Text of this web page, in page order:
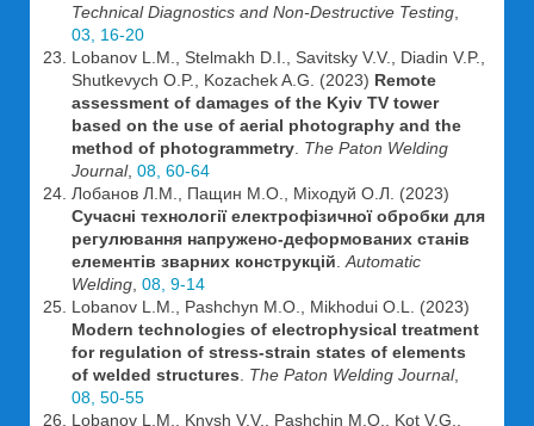
Technical Diagnostics and Non-Destructive Testing
03, 16-20
Lobanov L.M., Stelmakh D.I., Savitsky V.V., Diadin V.P.,
Shutkevych O.P., Kozachek A.G. (2023) Remote
assessment of damages of the Kyiv TV tower
based on the use of aerial photography and the
method of photogrammetry The Paton Welding
Journal, 08, 60-64
Лобанов Л.М., Пащин М.О., Міходуй О.Л. (2023)
Сучасні технології електрофізичної обробки для
регулювання напружено-деформованих станів
елементів зварних конструкцій Automatic
Welding 08, 9-14
Lobanov L.M., Pashchyn M.O., Mikhodui O.L. (2023)
Modern technologies of electrophysical treatment
for regulation of stress-strain states of elements
of welded structures
The Paton Welding Journal,
08, 50-55
Lobanov L.M., Knysh V.V., Pashchin M.O., Kot V.G.,